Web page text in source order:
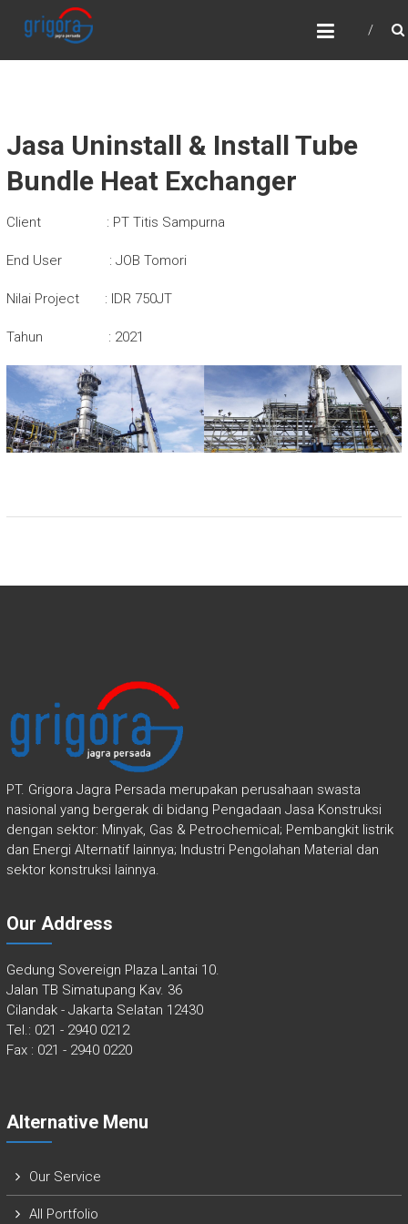
PT. GRIGORA JAGRA
PERSADA
Oil, Gas, Electricity and Energy Construction
Jasa Uninstall & Install Tube
Bundle Heat Exchanger
Client : PT Titis Sampurna
End User : JOB Tomori
Nilai Project : IDR 750JT
Tahun : 2021
PT. Grigora Jagra Persada merupakan perusahaan swasta
nasional yang bergerak di bidang Pengadaan Jasa Konstruksi
dengan sektor: Minyak, Gas & Petrochemical; Pembangkit listrik
dan Energi Alternatif lainnya; Industri Pengolahan Material dan
sektor konstruksi lainnya.
Our Address
Gedung Sovereign Plaza Lantai 10.
Jalan TB Simatupang Kav. 36
Cilandak - Jakarta Selatan 12430
Tel.: 021 - 2940 0212
Fax : 021 - 2940 0220
Alternative Menu
Our Service
All Portfolio